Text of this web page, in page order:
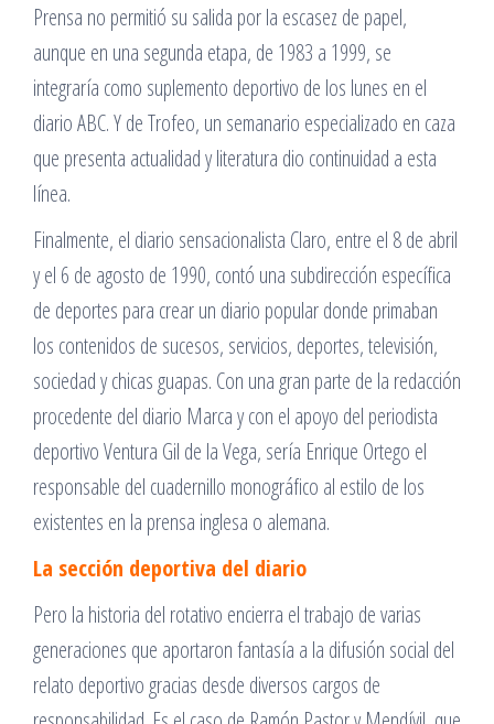
Prensa no permitió su salida por la escasez de papel,
aunque en una segunda etapa, de 1983 a 1999, se
integraría como suplemento deportivo de los lunes en el
diario ABC. Y de Trofeo, un semanario especializado en caza
que presenta actualidad y literatura dio continuidad a esta
línea.
Finalmente, el diario sensacionalista Claro, entre el 8 de abril
y el 6 de agosto de 1990, contó una subdirección específica
de deportes para crear un diario popular donde primaban
los contenidos de sucesos, servicios, deportes, televisión,
sociedad y chicas guapas. Con una gran parte de la redacción
procedente del diario Marca y con el apoyo del periodista
deportivo Ventura Gil de la Vega, sería Enrique Ortego el
responsable del cuadernillo monográfico al estilo de los
existentes en la prensa inglesa o alemana.
La sección deportiva del diario
Pero la historia del rotativo encierra el trabajo de varias
generaciones que aportaron fantasía a la difusión social del
relato deportivo gracias desde diversos cargos de